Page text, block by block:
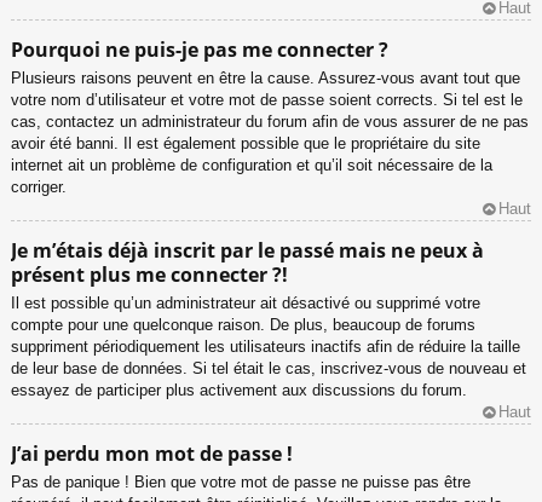
Haut
Pourquoi ne puis-je pas me connecter ?
Plusieurs raisons peuvent en être la cause. Assurez-vous avant tout que
votre nom d’utilisateur et votre mot de passe soient corrects. Si tel est le
cas, contactez un administrateur du forum afin de vous assurer de ne pas
avoir été banni. Il est également possible que le propriétaire du site
internet ait un problème de configuration et qu’il soit nécessaire de la
corriger.
Haut
Je m’étais déjà inscrit par le passé mais ne peux à
présent plus me connecter ?!
Il est possible qu’un administrateur ait désactivé ou supprimé votre
compte pour une quelconque raison. De plus, beaucoup de forums
suppriment périodiquement les utilisateurs inactifs afin de réduire la taille
de leur base de données. Si tel était le cas, inscrivez-vous de nouveau et
essayez de participer plus activement aux discussions du forum.
Haut
J’ai perdu mon mot de passe !
Pas de panique ! Bien que votre mot de passe ne puisse pas être